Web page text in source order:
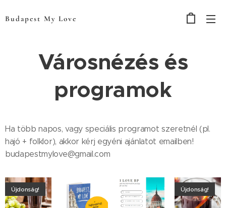
Budapest My Love
Városnézés és
programok
Ha több napos, vagy speciális programot szeretnél (pl.
hajó + folklor), akkor kérj egyéni ajánlatot emailben!
budapestmylove@gmail.com
Újdonság! Újdonság!